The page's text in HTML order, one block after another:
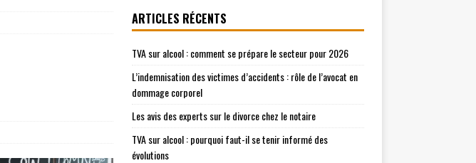
ARTICLES RÉCENTS
TVA sur alcool : comment se prépare le secteur pour 2026
L’indemnisation des victimes d’accidents : rôle de l’avocat en
dommage corporel
Les avis des experts sur le divorce chez le notaire
TVA sur alcool : pourquoi faut-il se tenir informé des
évolutions